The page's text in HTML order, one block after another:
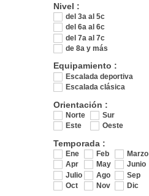
Nivel :
del 3a al 5c
del 6a al 6c
del 7a al 7c
de 8a y más
Equipamiento :
Escalada deportiva
Escalada clásica
Orientación :
Norte
Sur
Este
Oeste
Temporada :
Ene Feb
Marzo
Apr
May
Junio
Julio
Ago
Sep
Oct
Nov
Dic